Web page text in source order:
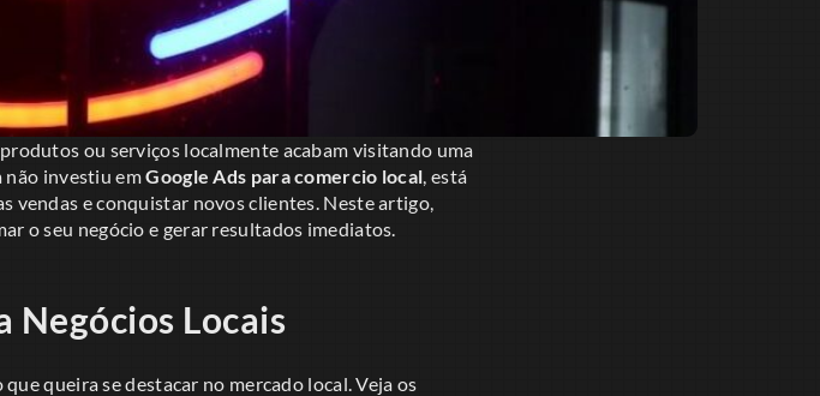
ou serviços localmente acabam visitando uma
não investiu emGoogle Ads para comercio local, está
vendas e conquistar novos clientes. Neste artigo,
o seu negócio e gerar resultados imediatos.
Negócios Locais
queira se destacar no mercado local. Veja os